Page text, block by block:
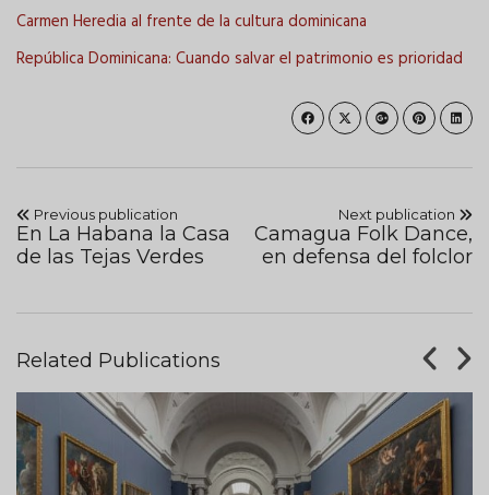
Carmen Heredia al frente de la cultura dominicana
República Dominicana: Cuando salvar el patrimonio es prioridad
Previous publication
En La Habana la Casa
de las Tejas Verdes
Next publication
Camagua Folk Dance,
en defensa del folclor
Related Publications